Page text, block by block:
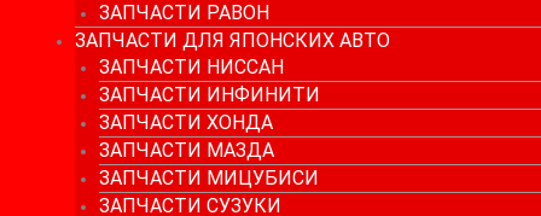
ЗАПЧАСТИ РАВОН
ЗАПЧАСТИ ДЛЯ ЯПОНСКИХ АВТО
ЗАПЧАСТИ НИССАН
ЗАПЧАСТИ ИНФИНИТИ
ЗАПЧАСТИ ХОНДА
ЗАПЧАСТИ МАЗДА
ЗАПЧАСТИ МИЦУБИСИ
ЗАПЧАСТИ СУЗУКИ